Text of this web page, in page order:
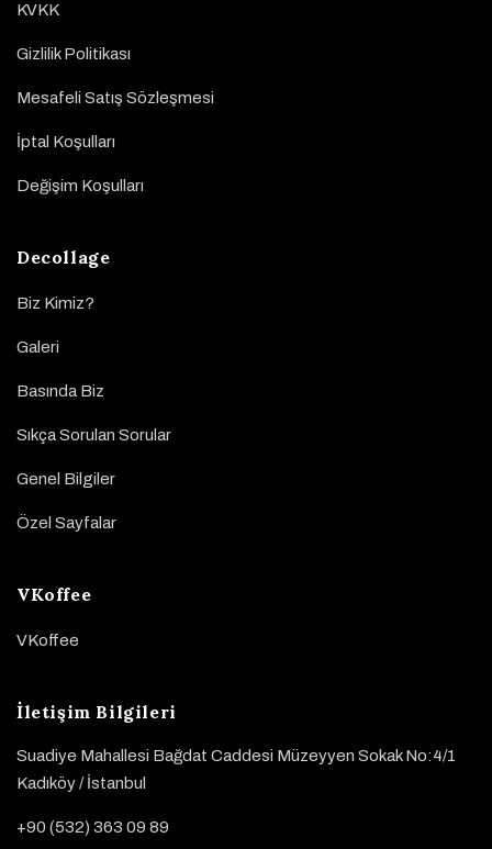
KVKK
Gizlilik Politikası
Mesafeli Satış Sözleşmesi
İptal Koşulları
Değişim Koşulları
Decollage
Biz Kimiz?
Galeri
Basında Biz
Sıkça Sorulan Sorular
Genel Bilgiler
Özel Sayfalar
VKoffee
VKoffee
İletişim Bilgileri
Suadiye Mahallesi Bağdat Caddesi Müzeyyen Sokak No:4/1
Kadıköy / İstanbul
+90 (532) 363 09 89